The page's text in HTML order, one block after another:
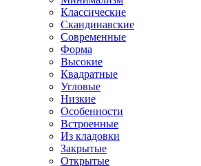
Классические
Скандинавские
Современные
Форма
Высокие
Квадратные
Угловые
Низкие
Особенности
Встроенные
Из кладовки
Закрытые
Открытые